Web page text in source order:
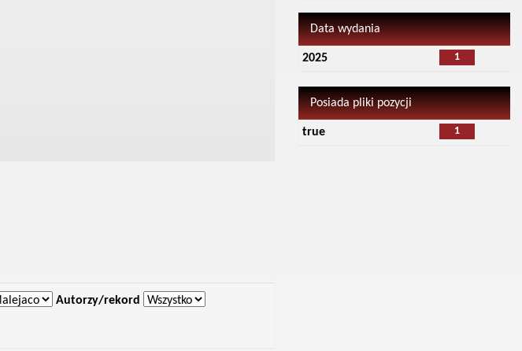
Autorzy/rekord
Data wydania
1
2025
Posiada pliki pozycji
1
true